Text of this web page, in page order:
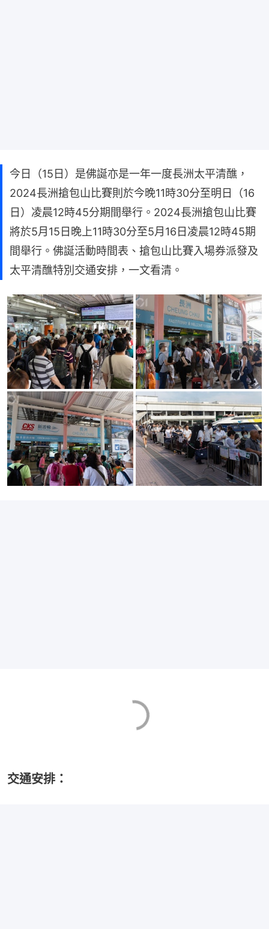
今日（15日）是佛誕亦是一年一度長洲太平清醮，
2024長洲搶包山比賽則於今晚11時30分至明日（16
日）凌晨12時45分期間舉行。2024長洲搶包山比賽
將於5月15日晚上11時30分至5月16日凌晨12時45期
間舉行。佛誕活動時間表、搶包山比賽入場券派發及
太平清醮特別交通安排，一文看清。
交通安排：